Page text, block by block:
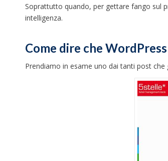
Soprattutto quando, per gettare fango sul
intelligenza.
Come dire che
Prendiamo in esame uno dai tanti post